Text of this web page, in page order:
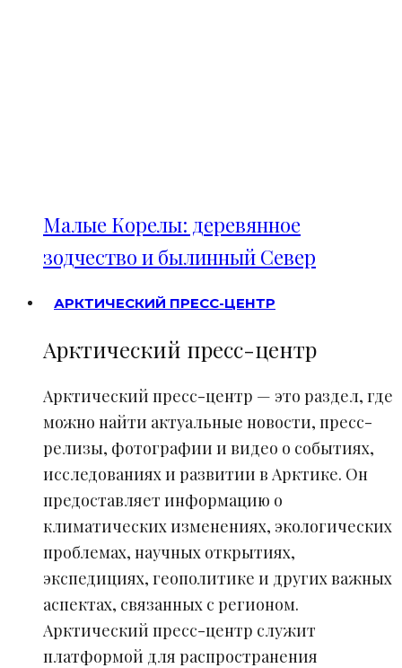
Малые Корелы: деревянное
зодчество и былинный Север
АРКТИЧЕСКИЙ ПРЕСС-ЦЕНТР
Арктический пресс-центр
Арктический пресс-центр — это раздел, где
можно найти актуальные новости, пресс-
релизы, фотографии и видео о событиях,
исследованиях и развитии в Арктике. Он
предоставляет информацию о
климатических изменениях, экологических
проблемах, научных открытиях,
экспедициях, геополитике и других важных
аспектах, связанных с регионом.
Арктический пресс-центр служит
платформой для распространения